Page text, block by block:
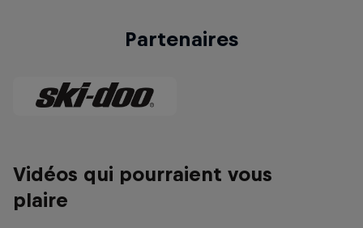
Partenaires
Vidéos qui pourraient vous
plaire